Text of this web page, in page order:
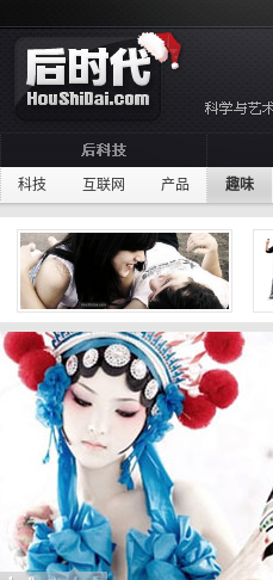
科技 互联网 产品 趣味